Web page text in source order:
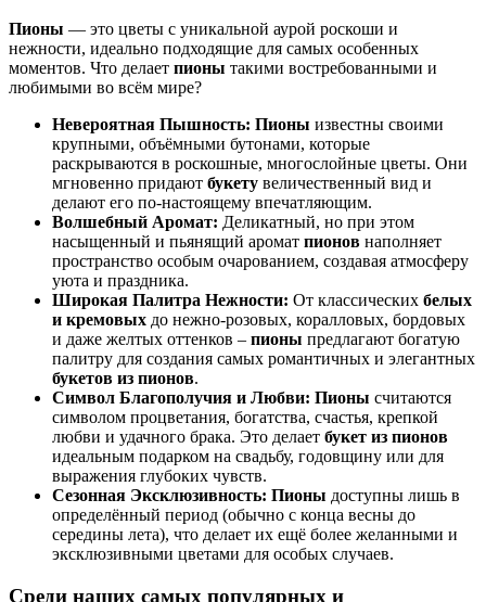
Пионы — это цветы с уникальной аурой роскоши и
нежности, идеально подходящие для самых особенных
моментов. Что делает пионы такими востребованными и
любимыми во всём мире?
Невероятная Пышность: Пионы известны своими
крупными, объёмными бутонами, которые
раскрываются в роскошные, многослойные цветы. Они
мгновенно придают букету величественный вид и
делают его по-настоящему впечатляющим.
Волшебный Аромат: Деликатный, но при этом
насыщенный и пьянящий аромат пионов наполняет
пространство особым очарованием, создавая атмосферу
уюта и праздника.
Широкая Палитра Нежности: От классических белых
и кремовых до нежно-розовых, коралловых, бордовых
и даже желтых оттенков – пионы предлагают богатую
палитру для создания самых романтичных и элегантных
букетов из пионов.
Символ Благополучия и Любви: Пионы считаются
символом процветания, богатства, счастья, крепкой
любви и удачного брака. Это делает букет из пионов
идеальным подарком на свадьбу, годовщину или для
выражения глубоких чувств.
Сезонная Эксклюзивность: Пионы доступны лишь в
определённый период (обычно с конца весны до
середины лета), что делает их ещё более желанными и
эксклюзивными цветами для особых случаев.
Среди наших самых популярных и